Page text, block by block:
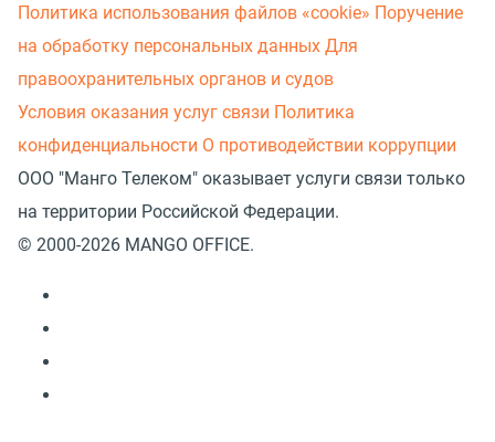
Политика использования файлов «cookie» Поручение
на обработку персональных данных Для
правоохранительных органов и судов
Условия оказания услуг связи Политика
конфиденциальности О противодействии коррупции
ООО "Манго Телеком" оказывает услуги связи только
на территории Российской Федерации.
© 2000-2026 MANGO OFFICE.